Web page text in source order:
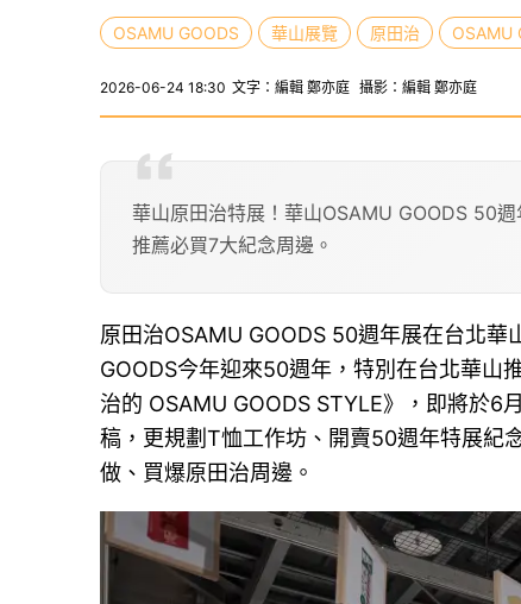
OSAMU GOODS 華山展覽 原田治 OSAMU
2026-06-24 18:30 文字：編輯 鄭亦庭 攝影：編輯 鄭亦庭
華山原田治特展！華山OSAMU GOODS 50
推薦必買7大紀念周邊。
原田治OSAMU GOODS 50週年展在台北
GOODS今年迎來50週年，特別在台北華山
治的 OSAMU GOODS STYLE》，即將於
稿，更規劃T恤工作坊、開賣50週年特展紀
做、買爆原田治周邊。